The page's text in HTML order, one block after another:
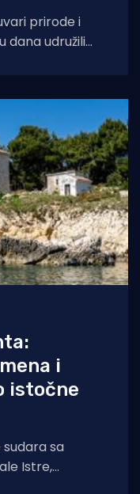
prirode i
dana udružili
i
istočne
sa
Istre,